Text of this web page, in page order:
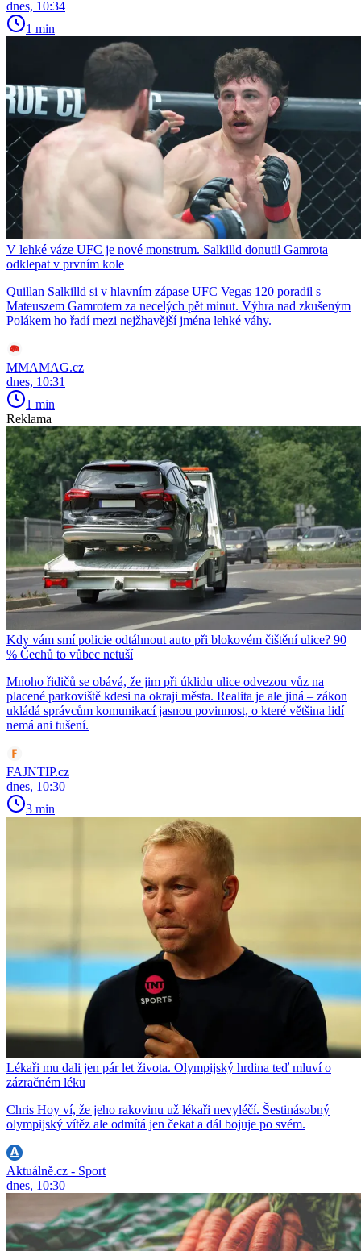
dnes, 10:34
1 min
V lehké váze UFC je nové monstrum. Salkilld donutil Gamrota
odklepat v prvním kole
Quillan Salkilld si v hlavním zápase UFC Vegas 120 poradil s
Mateuszem Gamrotem za necelých pět minut. Výhra nad zkušeným
Polákem ho řadí mezi nejžhavější jména lehké váhy.
MMAMAG.cz
dnes, 10:31
1 min
Reklama
Kdy vám smí policie odtáhnout auto při blokovém čištění ulice? 90
% Čechů to vůbec netuší
Mnoho řidičů se obává, že jim při úklidu ulice odvezou vůz na
placené parkoviště kdesi na okraji města. Realita je ale jiná – zákon
ukládá správcům komunikací jasnou povinnost, o které většina lidí
nemá ani tušení.
FAJNTIP.cz
dnes, 10:30
3 min
Lékaři mu dali jen pár let života. Olympijský hrdina teď mluví o
zázračném léku
Chris Hoy ví, že jeho rakovinu už lékaři nevyléčí. Šestinásobný
olympijský vítěz ale odmítá jen čekat a dál bojuje po svém.
Aktuálně.cz - Sport
dnes, 10:30